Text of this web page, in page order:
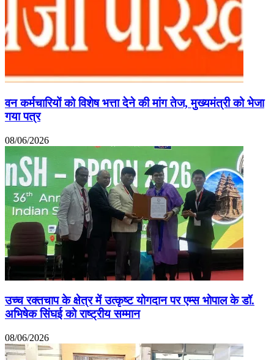
वन कर्मचारियों को विशेष भत्ता देने की मांग तेज, मुख्यमंत्री को भेजा
गया पत्र
08/06/2026
उच्च रक्तचाप के क्षेत्र में उत्कृष्ट योगदान पर एम्स भोपाल के डॉ.
अभिषेक सिंघई को राष्ट्रीय सम्मान
08/06/2026